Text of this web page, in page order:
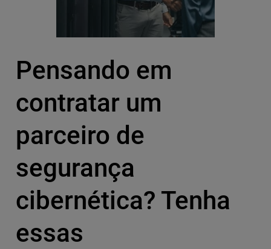
Pensando em
contratar um
parceiro de
segurança
cibernética? Tenha
essas